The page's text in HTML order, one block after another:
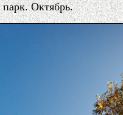
Октябрь.